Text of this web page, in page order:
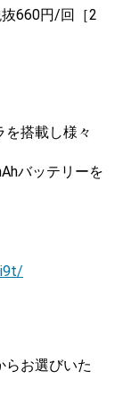
660円/回［2
を搭載し様々
バッテリーを
らお選びいた